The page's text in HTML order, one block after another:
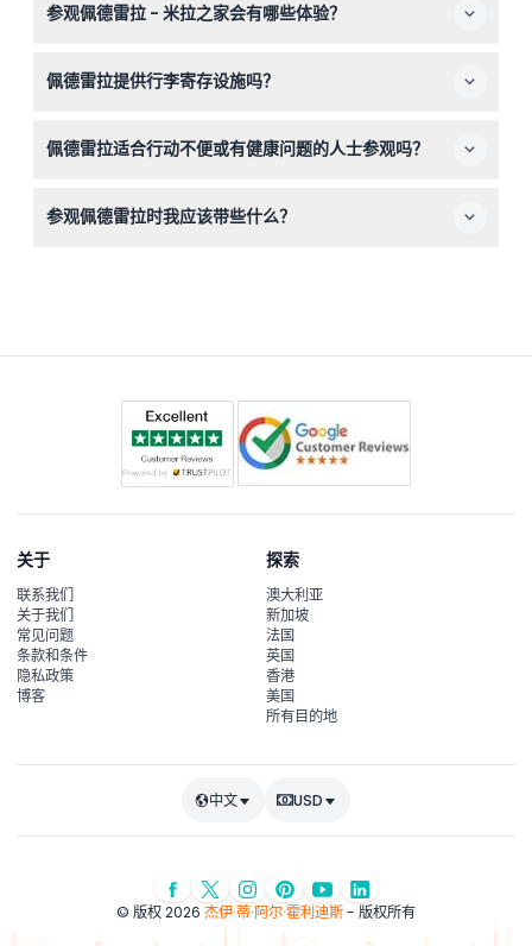
票不可退款且无法取消或更改。
参观佩德雷拉 - 米拉之家会有哪些体验？
曲的楼梯到达屋顶露台，欣赏壮丽的城市景观，并享受多语
佩德雷拉提供行李寄存设施吗？
费用和使用方式。
佩德雷拉适合行动不便或有健康问题的人士参观吗？
无障碍使用。不过，出于安全考虑，屋顶露台在湿滑天气下
参观佩德雷拉时我应该带些什么？
关于
联系我们
关于我们
常见问题
条款和条件
隐私政策
博客
探索
澳大利亚
新加坡
法国
英国
香港
美国
所有目的地
中文 USD
© 版权 2026 杰伊·蒂·阿尔·霍利迪斯- 版权所有